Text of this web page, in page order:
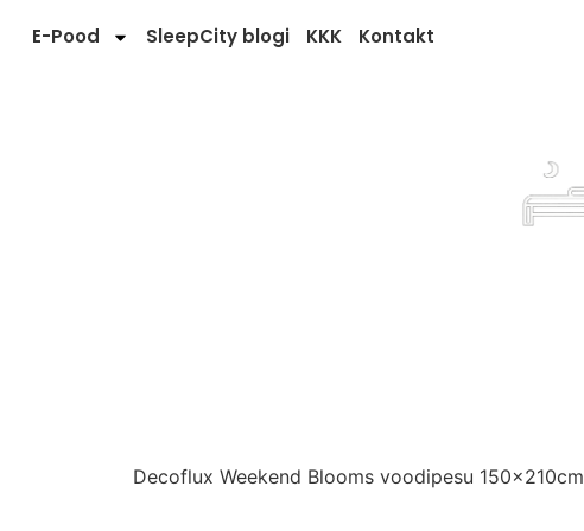
E-Pood SleepCity blogi KKK Kontakt
Decoflux Weekend Blooms voodipesu 150x210cm